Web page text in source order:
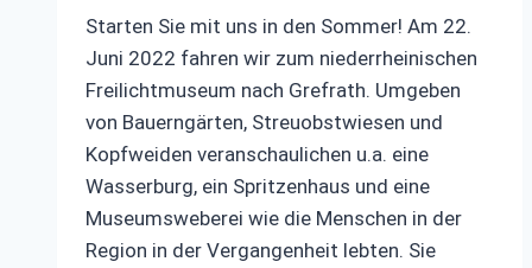
Starten Sie mit uns in den Sommer! Am 22.
Juni 2022 fahren wir zum niederrheinischen
Freilichtmuseum nach Grefrath. Umgeben
von Bauerngärten, Streuobstwiesen und
Kopfweiden veranschaulichen u.a. eine
Wasserburg, ein Spritzenhaus und eine
Museumsweberei wie die Menschen in der
Region in der Vergangenheit lebten. Sie